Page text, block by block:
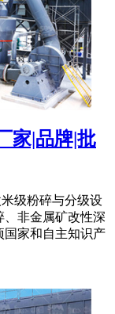
家|品牌|批
级粉碎与分级设
非金属矿改性深
国家和自主知识产